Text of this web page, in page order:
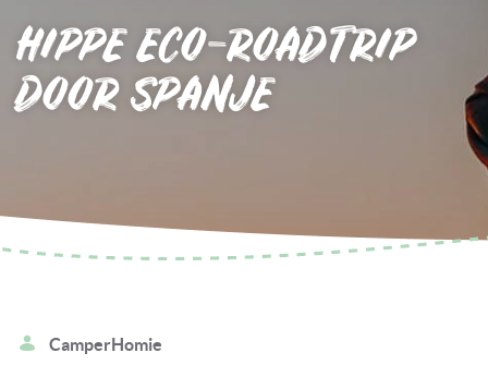
HIPPE ECO-ROADTRIP
DOOR SPANJE
CamperHomie